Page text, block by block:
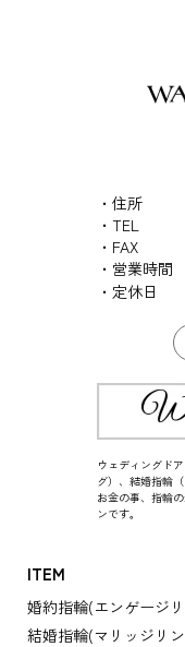
住所
TEL
FAX
営業時間
定休日
ウェディングド
グ）、結婚指輪
お金の事、指輪
ンです。
ITEM
婚約指輪(エンゲージ
結婚指輪(マリッジリ